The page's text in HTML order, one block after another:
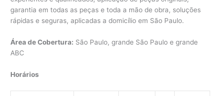
garantia em todas as peças e toda a mão de obra, soluções
rápidas e seguras, aplicadas a domicílio em São Paulo.
Área de Cobertura: São Paulo, grande São Paulo e grande
ABC
Horários